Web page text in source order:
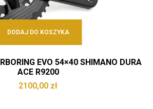
DODAJ DO KOSZYKA
EVO 54×40 SHIMANO DURA
ACE R9200
2100,00 zł